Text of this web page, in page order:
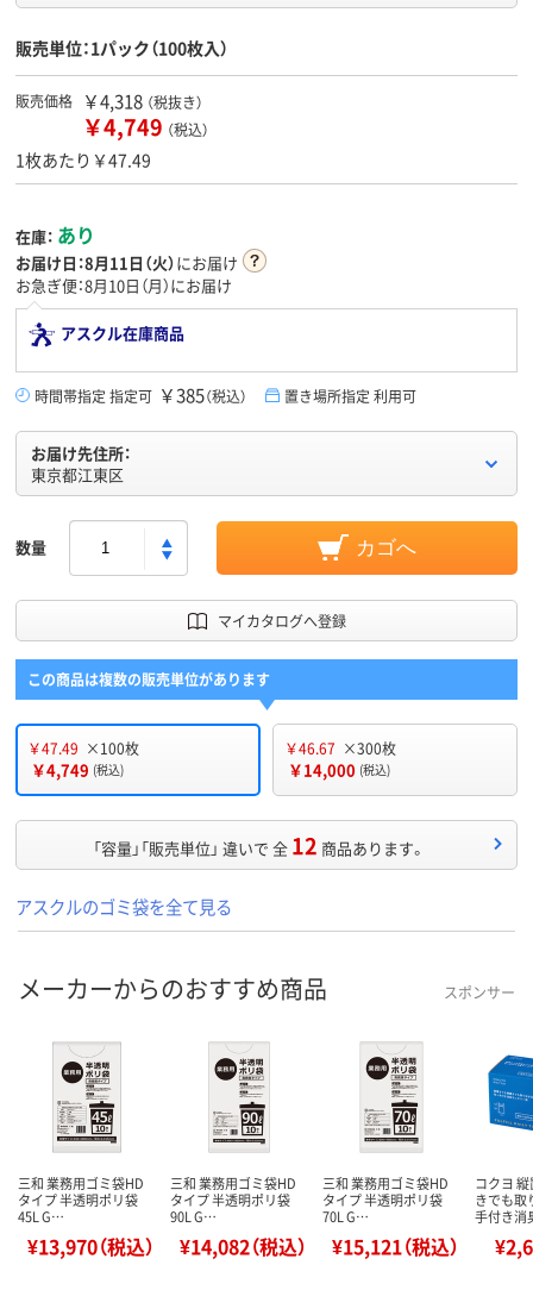
販売単位：1パック（100枚入）
販売価格 ￥4,318 （税抜き）
￥4,749 （税込）
1枚あたり￥47.49
在庫： あり
お届け日：8月11日（火）にお届け
お急ぎ便：8月10日（月）にお届け
アスクル在庫商品
時間帯指定 指定可 ￥385（税込） 置き場所指定 利用可
お届け先住所：
東京都江東区
数量 カゴへ
マイカタログへ登録
この商品は複数の販売単位があります
￥47.49 ×100枚
￥4,749 (税込)
￥46.67 ×300枚
￥14,000 (税込)
「容量」「販売単位」 違いで 全 12 商品あります。
アスクルのゴミ袋を全て見る
メーカーからのおすすめ商品 スポンサー
三和 業務用ゴミ袋HD
タイプ 半透明ポリ袋
45L G…
¥13,970（税込）
三和 業務用ゴミ袋HD
タイプ 半透明ポリ袋
90L G…
¥14,082（税込）
三和 業務用ゴミ袋HD
タイプ 半透明ポリ袋
70L G…
¥15,121（税込）
コクヨ
きでも取
手付き